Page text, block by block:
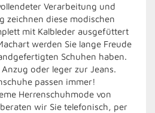
Verarbeitung und
zeichnen diese modischen
mit Kalbleder ausgefüttert
werden Sie lange Freude
Schuhen haben.
oder leger zur Jeans.
passen immer!
Herrenschuhmode von
beraten wir Sie telefonisch, per